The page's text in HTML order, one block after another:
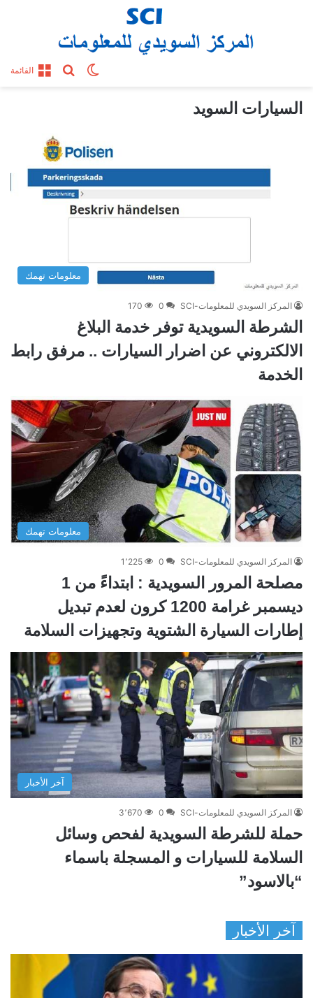
القائمةبحث عن
الوضع المظلم
السيارات السويد
معلومات تهمك
المركز السويدي للمعلومات-SCI 0
170
الشرطة السويدية توفر خدمة البلاغ
الالكتروني عن اضرار السيارات .. مرفق رابط
الخدمة
معلومات تهمك
المركز السويدي للمعلومات-SCI 0 1٬225
مصلحة المرور السويدية : ابتداءً من 1
ديسمبر غرامة 1200 كرون لعدم تبديل
إطارات السيارة الشتوية وتجهيزات السلامة
آخر الأخبار
المركز السويدي للمعلومات-SCI 0 3٬670
حملة للشرطة السويدية لفحص وسائل
السلامة للسيارات و المسجلة باسماء
“بالاسود”
آخر الأخبار